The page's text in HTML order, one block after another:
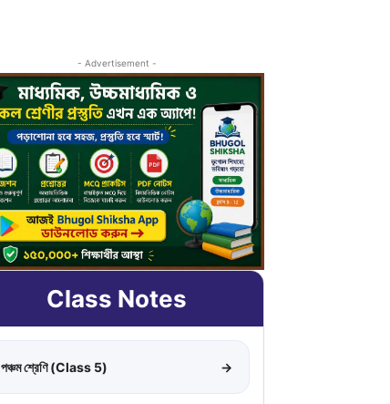
- Advertisement -
Class Notes
পঞ্চম শ্রেণি (Class 5) →